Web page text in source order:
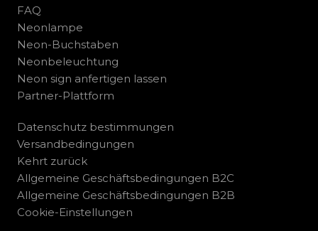
FAQ
Neonlampe
Neon-Buchstaben
Neonbeleuchtung
Neon sign anfertigen lassen
Partner-Plattform
Datenschutz bestimmungen
Versandbedingungen
Kehrt zurück
Allgemeine Geschäftsbedingungen B2C
Allgemeine Geschäftsbedingungen B2B
Cookie-Einstellungen